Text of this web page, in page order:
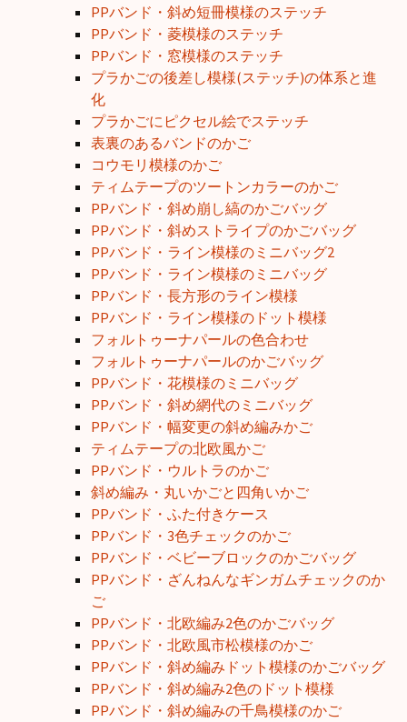
PPバンド・斜め短冊模様のステッチ
PPバンド・菱模様のステッチ
PPバンド・窓模様のステッチ
プラかごの後差し模様(ステッチ)の体系と進
化
プラかごにピクセル絵でステッチ
表裏のあるバンドのかご
コウモリ模様のかご
ティムテープのツートンカラーのかご
PPバンド・斜め崩し縞のかごバッグ
PPバンド・斜めストライプのかごバッグ
PPバンド・ライン模様のミニバッグ2
PPバンド・ライン模様のミニバッグ
PPバンド・長方形のライン模様
PPバンド・ライン模様のドット模様
フォルトゥーナパールの色合わせ
フォルトゥーナパールのかごバッグ
PPバンド・花模様のミニバッグ
PPバンド・斜め網代のミニバッグ
PPバンド・幅変更の斜め編みかご
ティムテープの北欧風かご
PPバンド・ウルトラのかご
斜め編み・丸いかごと四角いかご
PPバンド・ふた付きケース
PPバンド・3色チェックのかご
PPバンド・ベビーブロックのかごバッグ
PPバンド・ざんねんなギンガムチェックのか
ご
PPバンド・北欧編み2色のかごバッグ
PPバンド・北欧風市松模様のかご
PPバンド・斜め編みドット模様のかごバッグ
PPバンド・斜め編み2色のドット模様
PPバンド・斜め編みの千鳥模様のかご